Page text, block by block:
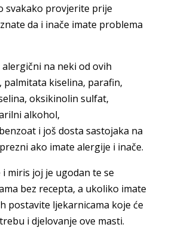
svakako provjerite prije
da i inače imate problema
na neki od ovih
palmitata kiselina, parafin,
oksikinolin sulfat,
alkohol,
i još dosta sastojaka na
ako imate alergije i inače.
miris joj je ugodan te se
bez recepta, a ukoliko imate
postavite ljekarnicama koje će
i djelovanje ove masti.